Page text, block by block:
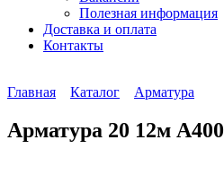
Полезная информация
Доставка и оплата
Контакты
Главная Каталог Арматура
Арматура 20 12м А400